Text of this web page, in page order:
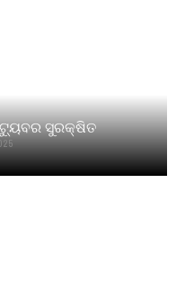
ସୁରକ୍ଷିତ